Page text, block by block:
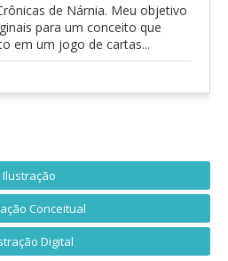
de Nárnia. Meu objetivo
para um conceito que
em um jogo de cartas...
Ilustração
Conceitual
Digital